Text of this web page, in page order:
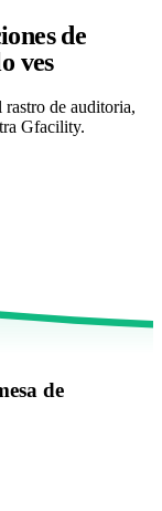
de
ves
de auditoria,
Gfacility.
de